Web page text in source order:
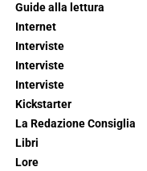
Guide alla lettura
Internet
Interviste
Interviste
Interviste
Kickstarter
La Redazione Consiglia
Libri
Lore